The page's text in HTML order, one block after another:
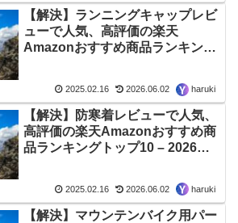
【解決】ランニングキャップレビ
ューで人気、高評価の楽天
Amazonおすすめ商品ランキング
2025.02.16 2026.06.02 haruki
【解決】防寒着レビューで人気、
高評価の楽天Amazonおすすめ商
品ランキングトップ10 – 2026年
2025.02.16 2026.06.02 haruki
【解決】マウンテンバイク用パー